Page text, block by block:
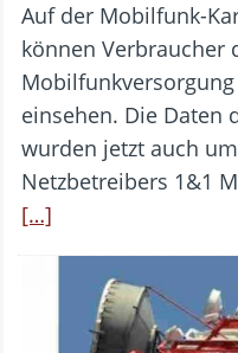
Auf der Mobilfunk-
können Verbraucher
einsehen. Die Daten
wurden jetzt auch
Netzbetreibers 1&1
[…]